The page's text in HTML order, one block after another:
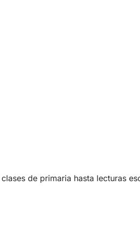
de primaria hasta lecturas